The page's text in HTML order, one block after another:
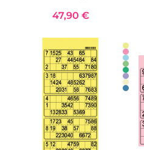
47,90 €